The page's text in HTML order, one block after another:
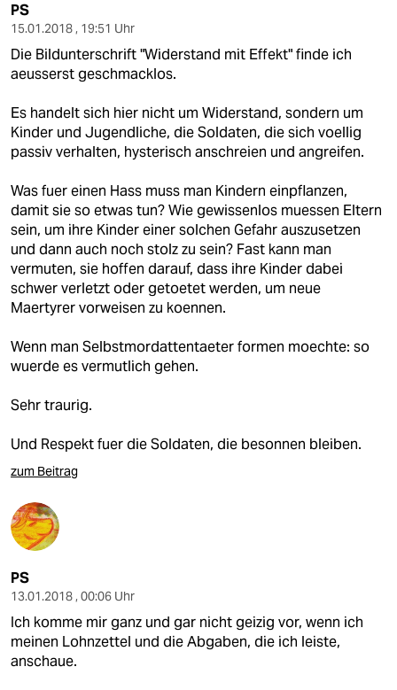
PS
15.01.2018 , 19:51 Uhr
Die Bildunterschrift "Widerstand mit Effekt" finde ich
aeusserst geschmacklos.
Es handelt sich hier nicht um Widerstand, sondern um
Kinder und Jugendliche, die Soldaten, die sich voellig
passiv verhalten, hysterisch anschreien und angreifen.
Was fuer einen Hass muss man Kindern einpflanzen,
damit sie so etwas tun? Wie gewissenlos muessen Eltern
sein, um ihre Kinder einer solchen Gefahr auszusetzen
und dann auch noch stolz zu sein? Fast kann man
vermuten, sie hoffen darauf, dass ihre Kinder dabei
schwer verletzt oder getoetet werden, um neue
Maertyrer vorweisen zu koennen.
Wenn man Selbstmordattentaeter formen moechte: so
wuerde es vermutlich gehen.
Sehr traurig.
Und Respekt fuer die Soldaten, die besonnen bleiben.
zum Beitrag
PS
13.01.2018 , 00:06 Uhr
Ich komme mir ganz und gar nicht geizig vor, wenn ich
meinen Lohnzettel und die Abgaben, die ich leiste,
anschaue.